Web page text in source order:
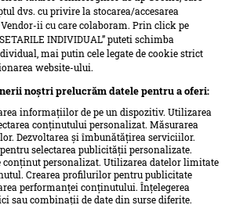
conditii
Despre cookies
Despre Unica
Echipa Unica
Contact
dvs. cu privire la stocarea/accesarea
ii cu care colaboram. Prin click pe
INDIVIDUAL” puteti schimba
mai putin cele legate de cookie strict
website-ului.
noștri prelucrăm datele pentru a oferi:
informațiilor de pe un dispozitiv. Utilizarea
conținutului personalizat. Măsurarea
Dezvoltarea și îmbunătățirea serviciilor.
selectarea publicității personalizate.
conținut personalizat. Utilizarea datelor limitate
Crearea profilurilor pentru publicitate
performanței conținutului. Înțelegerea
sau combinații de date din surse diferite.